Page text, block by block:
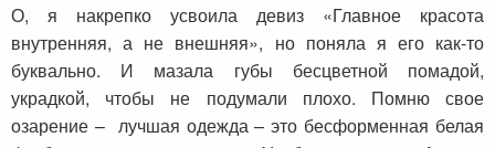
О, я накрепко усвоила девиз «Главное красота
внутренняя, а не внешняя», но поняла я его как-то
буквально. И мазала губы бесцветной помадой,
украдкой, чтобы не подумали плохо. Помню свое
озарение – лучшая одежда – это бесформенная белая